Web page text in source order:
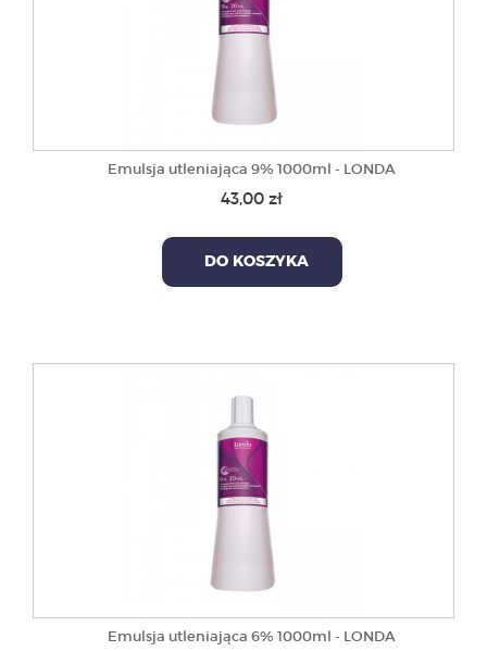
Emulsja utleniająca 9% 1000ml - LONDA
43,00 zł
DO KOSZYKA
Emulsja utleniająca 6% 1000ml - LONDA